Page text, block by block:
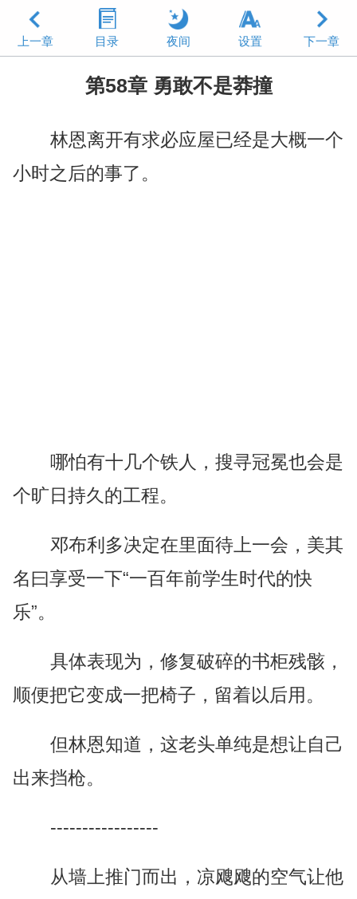
上一章 目录 夜间 设置 下一章
第58章 勇敢不是莽撞
林恩离开有求必应屋已经是大概一个
小时之后的事了。
哪怕有十几个铁人，搜寻冠冕也会是
个旷日持久的工程。
邓布利多决定在里面待上一会，美其
名曰享受一下“一百年前学生时代的快
乐”。
具体表现为，修复破碎的书柜残骸，
顺便把它变成一把椅子，留着以后用。
但林恩知道，这老头单纯是想让自己
出来挡枪。
-----------------
从墙上推门而出，凉飕飕的空气让他